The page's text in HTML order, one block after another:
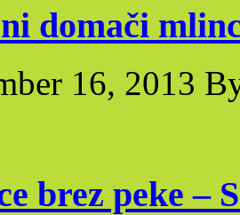
domači
16, 2013
brez peke –